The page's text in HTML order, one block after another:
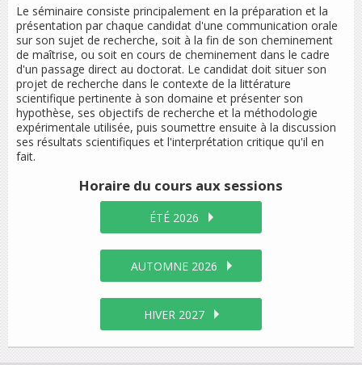
Le séminaire consiste principalement en la préparation et la
présentation par chaque candidat d'une communication orale
sur son sujet de recherche, soit à la fin de son cheminement
de maîtrise, ou soit en cours de cheminement dans le cadre
d'un passage direct au doctorat. Le candidat doit situer son
projet de recherche dans le contexte de la littérature
scientifique pertinente à son domaine et présenter son
hypothèse, ses objectifs de recherche et la méthodologie
expérimentale utilisée, puis soumettre ensuite à la discussion
ses résultats scientifiques et l'interprétation critique qu'il en
fait.
Horaire du cours aux sessions
ÉTÉ 2026
AUTOMNE 2026
HIVER 2027